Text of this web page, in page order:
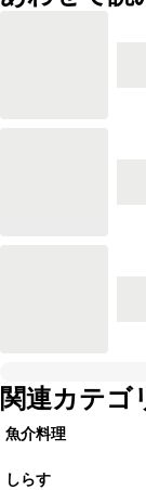
関連カテゴ
魚介料理
しらす